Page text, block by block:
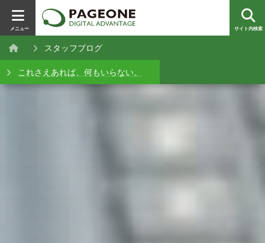
メニュー サイト内検索
スタッフブログ
これさえあれば、何もいらない。